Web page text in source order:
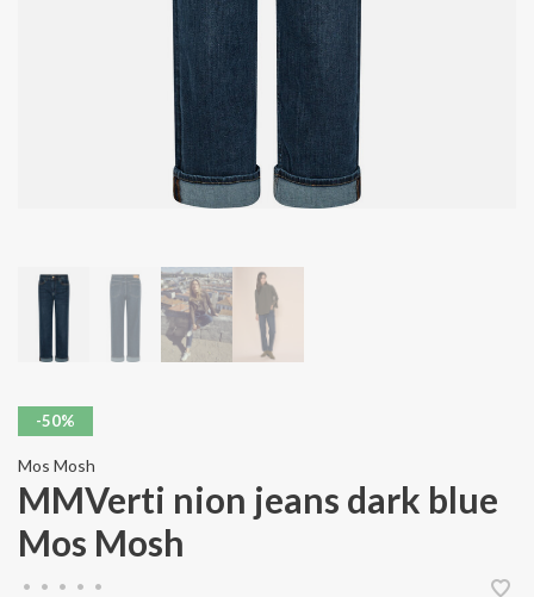
-50%
Mos Mosh
MMVerti nion jeans dark blue
Mos Mosh
• • • •
•